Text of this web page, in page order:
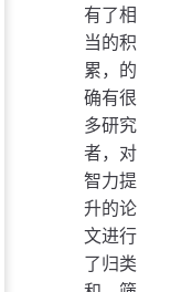
有了相
当的积
累，的
确有很
多研究
者，对
智力提
升的论
文进行
了归类